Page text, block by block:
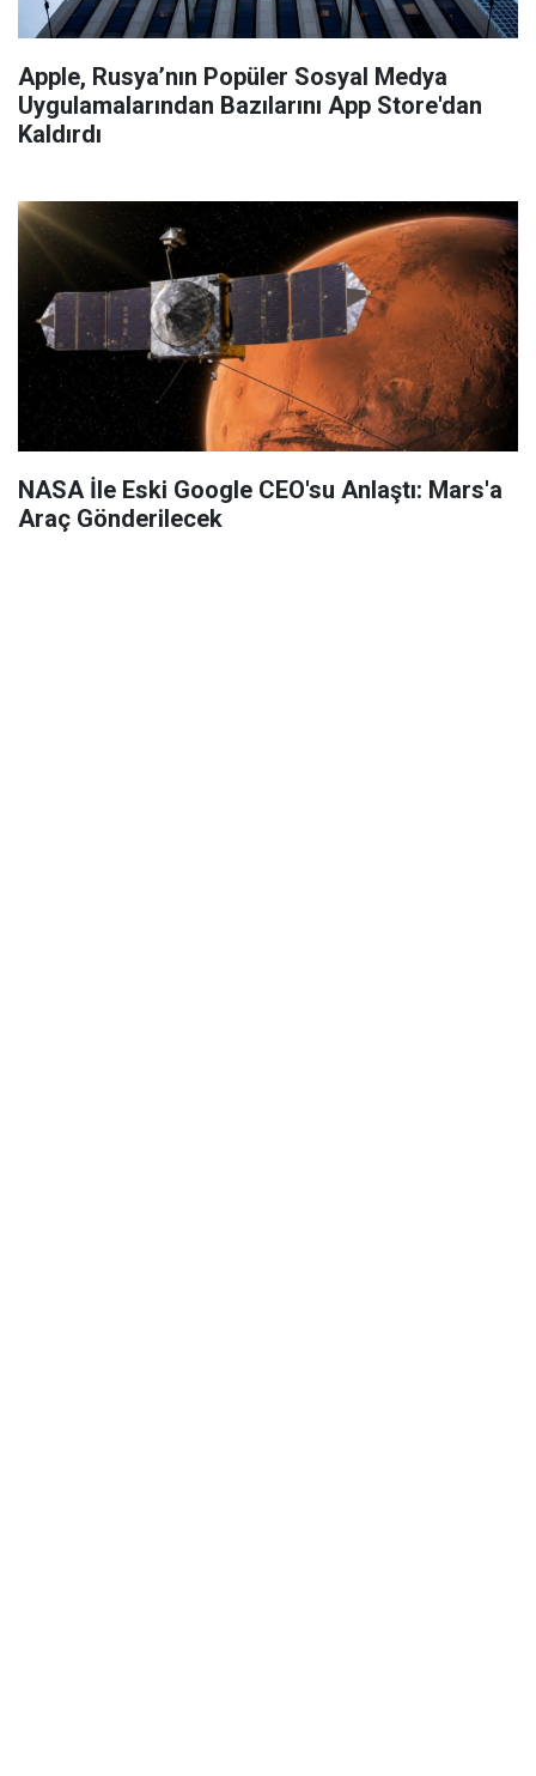
Apple, Rusya’nın Popüler Sosyal Medya
Uygulamalarından Bazılarını App Store'dan
Kaldırdı
NASA İle Eski Google CEO'su Anlaştı: Mars'a
Araç Gönderilecek